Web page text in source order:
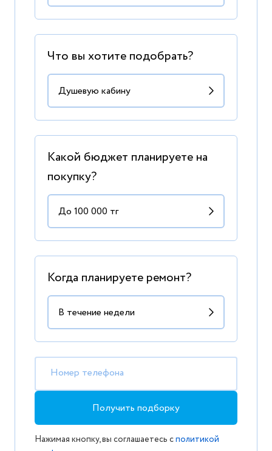
Что вы хотите подобрать?
Какой бюджет планируете на
покупку?
Когда планируете ремонт?
Номер телефона
Получить подборку
Нажимая кнопку, вы соглашаетесь сполитикой